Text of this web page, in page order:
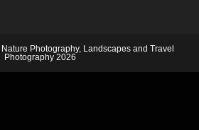
Photography, Landscapes and Travel
Photography 2026